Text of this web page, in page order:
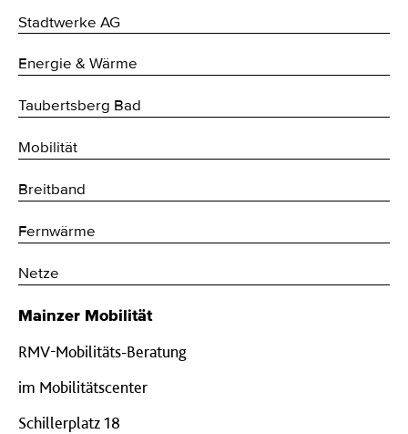
Stadtwerke AG
Energie & Wärme
Taubertsberg Bad
Mobilität
Breitband
Fernwärme
Netze
Mainzer Mobilität
RMV-Mobilitäts-Beratung
im Mobilitätscenter
Schillerplatz 18